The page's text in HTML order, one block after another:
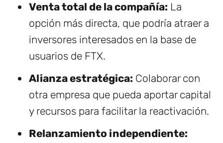
Venta total de la compañía: La
opción más directa, que podría atraer a
inversores interesados en la base de
usuarios de FTX.
Alianza estratégica: Colaborar con
otra empresa que pueda aportar capital
y recursos para facilitar la reactivación.
Relanzamiento independiente: